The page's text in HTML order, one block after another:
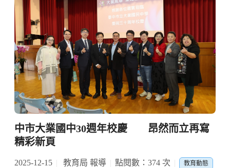
中市大業國中30週年校慶 昂然而立再寫
精彩新頁
2025-12-15 教育局 報導 點閱數：374 次 教育動態